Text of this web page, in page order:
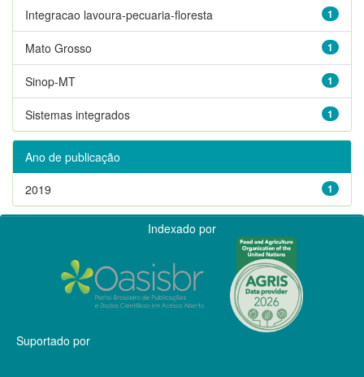
1
Integracao lavoura-pecuaria-floresta
1
Mato Grosso
1
Sinop-MT
1
Sistemas integrados
Ano de publicação
1
2019
Indexado por
Suportado por